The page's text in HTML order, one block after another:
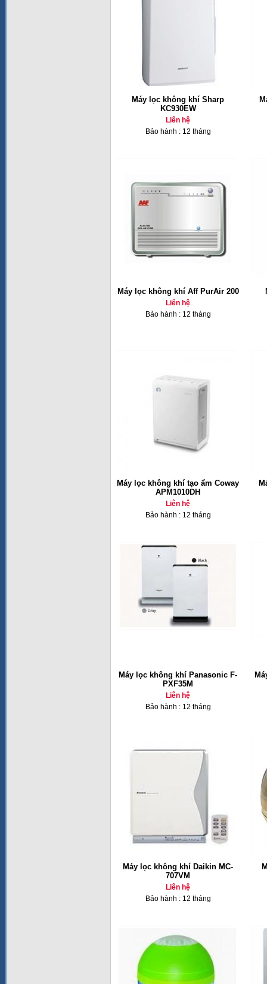
Máy lọc không khí Sharp
KC930EW
Liên hệ
Bảo hành : 12 tháng
Máy lọc không khí Aff PurAir 200
Liên hệ
Bảo hành : 12 tháng
Máy lọc không khí tạo ẩm Coway
APM1010DH
Liên hệ
Bảo hành : 12 tháng
Máy lọc không khí Panasonic F-
PXF35M
Liên hệ
Bảo hành : 12 tháng
Máy lọc không khí Daikin MC-
707VM
Liên hệ
Bảo hành : 12 tháng